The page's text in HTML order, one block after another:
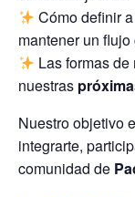
Cómo definir
mantener un
Las formas
nuestras
Nuestro objetivo
integrarte,
comunidad de